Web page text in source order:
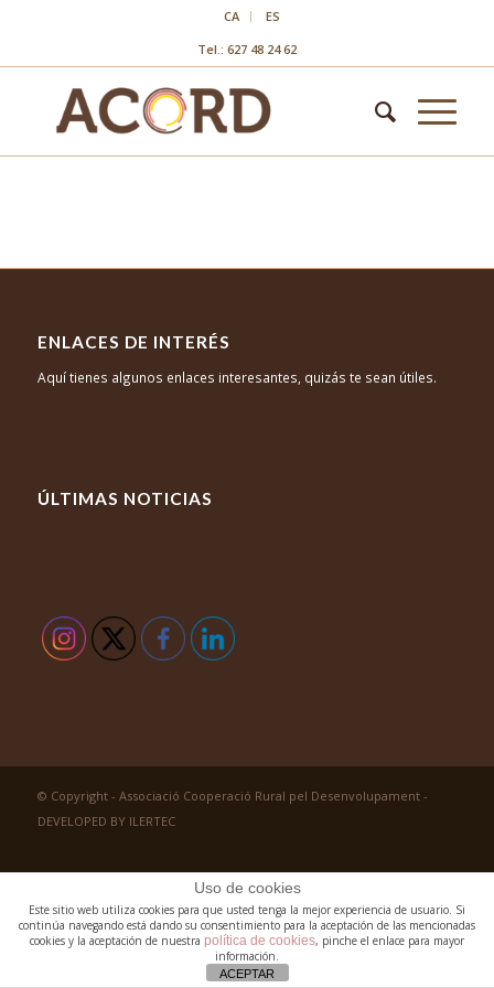
CA
ES
Tel.: 627 48 24 62
ENLACES DE INTERÉS
Aquí tienes algunos enlaces interesantes, quizás te sean útiles.
ÚLTIMAS NOTICIAS
© Copyright - Associació Cooperació Rural pel Desenvolupament -
DEVELOPED BY ILERTEC
Uso de cookies
Este sitio web utiliza cookies para que usted tenga la mejor experiencia de usuario. Si
continúa navegando está dando su consentimiento para la aceptación de las mencionadas
cookies y la aceptación de nuestra política de cookies, pinche el enlace para mayor
información.
ACEPTAR